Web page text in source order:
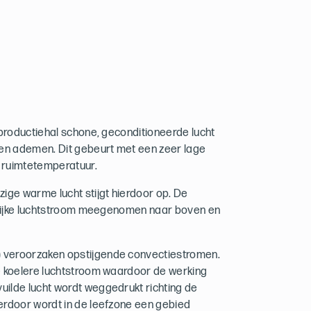
schone, geconditioneerde lucht
ademen. Dit gebeurt met een zeer lage
warme lucht stijgt hierdoor op. De
luchtstroom meegenomen naar boven en
opstijgende convectiestromen.
luchtstroom waardoor de werking
lucht wordt weggedrukt richting de
wordt in de leefzone een gebied